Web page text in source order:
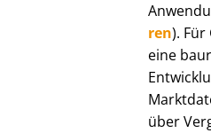
ren).
eine
über